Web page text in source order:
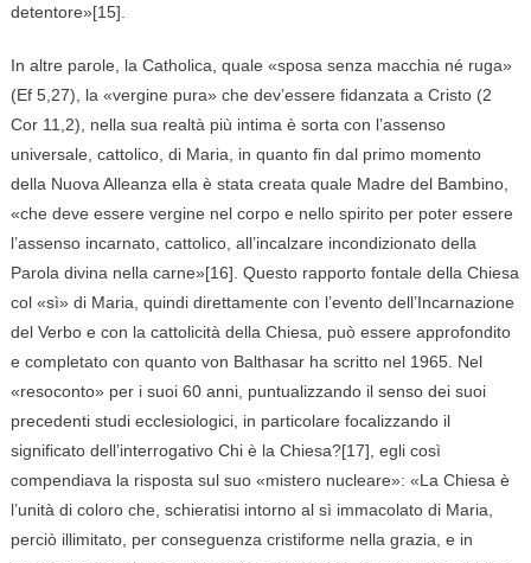
detentore»[15].
In altre parole, la Catholica, quale «sposa senza macchia né ruga»
(Ef 5,27), la «vergine pura» che dev’essere fidanzata a Cristo (2
Cor 11,2), nella sua realtà più intima è sorta con l’assenso
universale, cattolico, di Maria, in quanto fin dal primo momento
della Nuova Alleanza ella è stata creata quale Madre del Bambino,
«che deve essere vergine nel corpo e nello spirito per poter essere
l’assenso incarnato, cattolico, all’incalzare incondizionato della
Parola divina nella carne»[16]. Questo rapporto fontale della Chiesa
col «sì» di Maria, quindi direttamente con l’evento dell’Incarnazione
del Verbo e con la cattolicità della Chiesa, può essere approfondito
e completato con quanto von Balthasar ha scritto nel 1965. Nel
«resoconto» per i suoi 60 anni, puntualizzando il senso dei suoi
precedenti studi ecclesiologici, in particolare focalizzando il
significato dell’interrogativo Chi è la Chiesa?[17], egli così
compendiava la risposta sul suo «mistero nucleare»: «La Chiesa è
l’unità di coloro che, schieratisi intorno al sì immacolato di Maria,
perciò illimitato, per conseguenza cristiforme nella grazia, e in